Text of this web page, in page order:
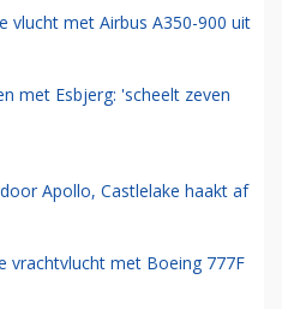
vlucht met Airbus A350-900 uit
met Esbjerg: 'scheelt zeven
Apollo, Castlelake haakt af
vrachtvlucht met Boeing 777F